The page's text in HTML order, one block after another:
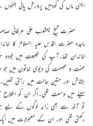
ایسی ماں کی گودمیں پرورش پائی
حضرت شیخ یعقوب علی عرفانی
ماجدہ حضرت اقدس علیہ السلام کا
خاندان تھا۔آپ کی طبیعت میں
عفت و عصمت کی دیوی خاتون میں جو
بشاش اور متین حالت میں رہتی
سینے میں وسعت تھی۔اگر ان کو اطلاع
تو آٹھ سے بھی زائد لوگوں کے لیے
رکھتی تھی اور ان کے معمولات